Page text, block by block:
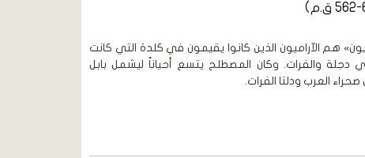
هم الآراميون الذين كانوا يقيمون في كلدة التي كانت
والفرات. وكان المصطلح يتسع أحياناً ليشمل بابل
صحراء العرب ودلتا الفرات.